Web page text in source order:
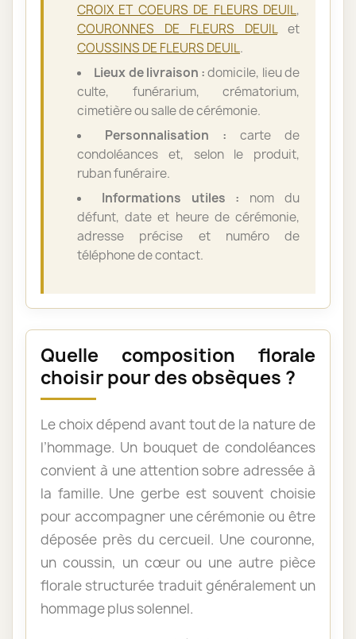
CROIX ET COEURS DE FLEURS DEUIL,
COURONNES DE FLEURS DEUILet
COUSSINS DE FLEURS DEUIL.
Lieux de livraison :domicile, lieu de
culte, funérarium, crématorium,
cimetière ou salle de cérémonie.
Personnalisation : carte de
condoléances et, selon le produit,
ruban funéraire.
Informations utiles : nom du
défunt, date et heure de cérémonie,
adresse précise et numéro de
téléphone de contact.
Quelle composition florale
choisir pour des obsèques ?
Le choix dépend avant tout de la nature de
l’hommage. Un bouquet de condoléances
convient à une attention sobre adressée à
la famille. Une gerbe est souvent choisie
pour accompagner une cérémonie ou être
déposée près du cercueil. Une couronne,
un coussin, un cœur ou une autre pièce
florale structurée traduit généralement un
hommage plus solennel.